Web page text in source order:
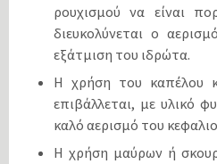
ρουχισμού να είναι
διευκολύνεται ο
εξάτμιση του ιδρώτα.
Η χρήση του καπέλου
επιβάλλεται, με υλικό
καλό αερισμό του
Η χρήση μαύρων ή